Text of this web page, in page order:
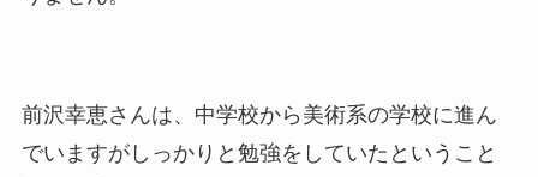
前沢幸恵さんは、中学校から美術系の学校に進ん
でいますがしっかりと勉強をしていたということ